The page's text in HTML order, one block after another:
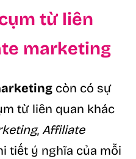
từ liên
marketing
còn có sự
từ liên quan khác
, Affiliate
tiết ý nghĩa của mỗi